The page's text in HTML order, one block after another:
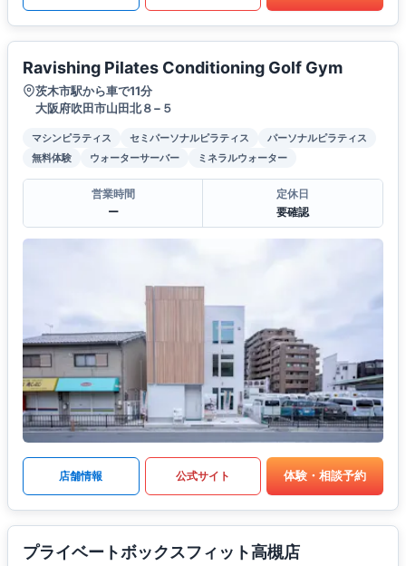
Ravishing Pilates Conditioning Golf Gym
茨木市駅から車で11分
大阪府吹田市山田北８−５
マシンピラティス セミパーソナルピラティス
パーソナルピラティス
無料体験
ウォーターサーバー ミネラルウォーター
営業時間
ー
定休日
要確認
店舗情報 公式サイト 体験・相談予約
プライベートボックスフィット高槻店